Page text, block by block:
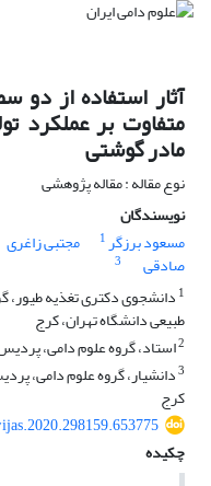
آثار استفاده از دو
متفاوت بر عملکرد
مادر گوشتی
نوع مقاله : مقاله پژوهشی
نویسندگان
مسعود برزگر1 مجتبی زاغری
صادقی
3
1 دانشجوی دکتری تغذیه طیور،
طبیعی دانشگاه تهران، کرج
2استاد، گروه علوم دامی،
3دانشیار، گروه علوم دامی،
کرج
چکیده